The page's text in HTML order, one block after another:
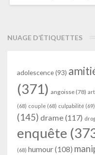
NUAGE D’ÉTIQUETTES
adolescence(93)
(371) angoisse (78) art
(68) couple (68) culpabilité (69)
(145) drame (117)
enquête
(68) humour(108)